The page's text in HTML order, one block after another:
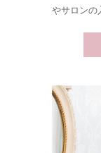
やサロンの